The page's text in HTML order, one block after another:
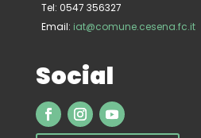
Tel: 0547 356327
Email: iat@comune.cesena.fc.it
Social